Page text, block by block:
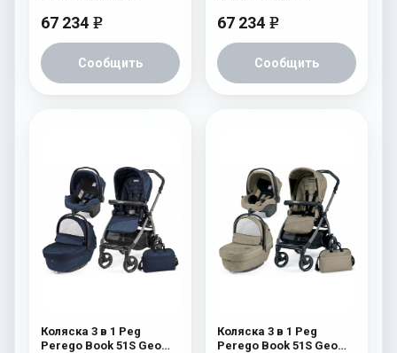
67 234 e
Сообщить
67 234 e
Сообщить
Коляска 3 в 1 Peg
Perego Book 51S Geo
Коляска 3 в 1 Peg
Perego Book 51S Geo